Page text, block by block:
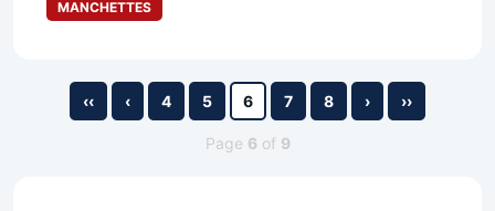
MANCHETTES
‹‹ ‹ 4 5 6 7 8 › ››
Page 6 of 9